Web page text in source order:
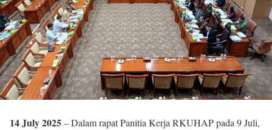
14 July 2025– Dalam rapat Panitia Kerja RKUHAP pada 9 Juli,